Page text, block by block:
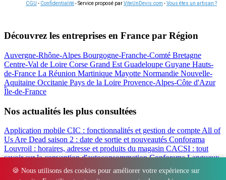
🍪 Nous utilisons des cookies pour améliorer votre expérience sur
CGU - Confidentialité- Service proposé parViteUnDevis.com -Vous êtes un artisan ?
Découvrez les entreprises en France par Région
Auvergne-Rhône-Alpes Bourgogne-Franche-Comté Bretagne
Centre-Val de Loire Corse Grand Est Guadeloupe Guyane Hauts-
de-France La Réunion Martinique Mayotte Normandie Nouvelle-
Aquitaine Occitanie Pays de la Loire Provence-Alpes-Côte d'Azur
Île-de-France
Nos actualités les plus consultées
Application mobile CIC : fonctionnalités et gestion de compte All of
Us Are Dead saison 2 : date de sortie et nouveautés Conforama
Louvroil : horaires, adresse et produits du magasin CACSI : tout
savoir sur la convention d'autoconsommationConforama Langueux
: horaires, adresse et avis du magasinFilbanque : gérer ses comptes
CIC en ligne facilement